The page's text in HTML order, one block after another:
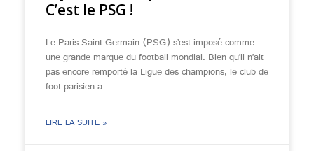
C’est le PSG !
Le Paris Saint Germain (PSG) s’est imposé comme
une grande marque du football mondial. Bien qu’il n’ait
pas encore remporté la Ligue des champions, le club de
foot parisien a
LIRE LA SUITE »